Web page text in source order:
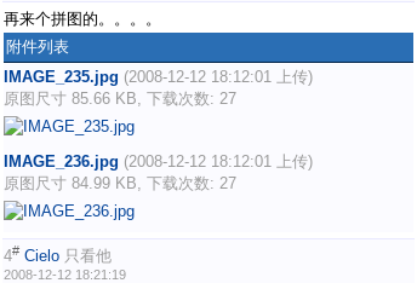
再来个拼图的。。。。
附件列表
IMAGE_235.jpg (2008-12-12 18:12:01 上传)
原图尺寸 85.66 KB, 下载次数: 27
IMAGE_236.jpg (2008-12-12 18:12:01 上传)
原图尺寸 84.99 KB, 下载次数: 27
4# Cielo 只看他
2008-12-12 18:21:19